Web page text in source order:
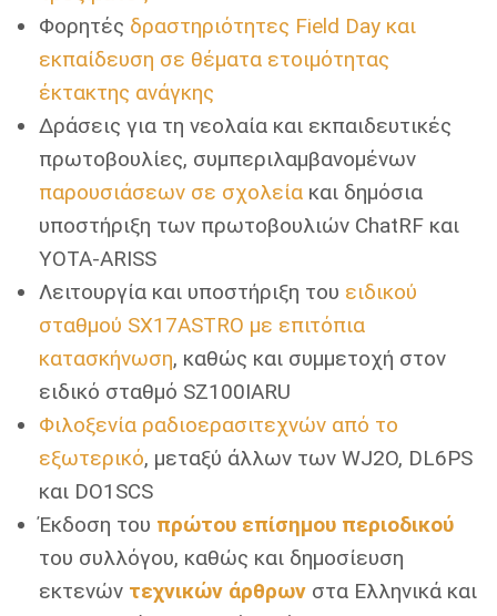
Φορητές δραστηριότητες Field Day και
εκπαίδευση σε θέματα ετοιμότητας
έκτακτης ανάγκης
Δράσεις για τη νεολαία και εκπαιδευτικές
πρωτοβουλίες, συμπεριλαμβανομένων
παρουσιάσεων σε σχολεία και δημόσια
υποστήριξη των πρωτοβουλιών ChatRF και
YOTA-ARISS
Λειτουργία και υποστήριξη του ειδικού
σταθμού SX17ASTRO με επιτόπια
κατασκήνωση, καθώς και συμμετοχή στον
ειδικό σταθμό SZ100IARU
Φιλοξενία ραδιοερασιτεχνών από το
εξωτερικό, μεταξύ άλλων των WJ2O, DL6PS
και DO1SCS
Έκδοση του πρώτου επίσημου περιοδικού
του συλλόγου, καθώς και δημοσίευση
εκτενών τεχνικών άρθρων στα Eλληνικά και